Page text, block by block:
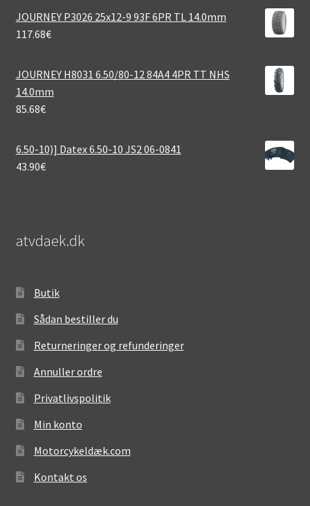
JOURNEY P3026 25x12-9 93F 6PR TL 14.0mm
117.68€
JOURNEY H8031 6.50/80-12 84A4 4PR TT NHS
14.0mm
85.68€
6.50-10)] Datex 6.50-10 JS2 06-0841
43.90€
atvdaek.dk
Butik
Sådan bestiller du
Returneringer og refunderinger
Annuller ordre
Privatlivspolitik
Min konto
Motorcykeldæk.com
Kontakt os